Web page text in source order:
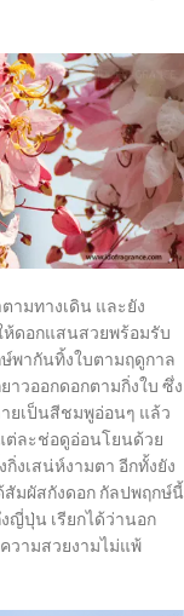
ามทางเดิน และยัง
ดอกแสนสวยพร้อมรับ
พากันทิ้งใบตามฤดูกาล
วออกดอกตามกิ่งใบ ซึ่ง
ยเป็นสีชมพูอ่อนๆ แล้ว
ต่ละช่อดูอ่อนโยนด้วย
งเสน่ห์งามตา อีกทั้งยัง
มผัสกังดอก กัลปพฤกษ์นี้
งญี่ปุ่น เรียกได้ว่านอก
วามสวยงามไม่แพ้